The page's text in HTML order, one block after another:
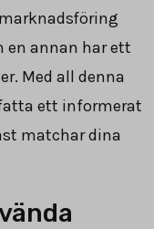
en annan har ett
Med all denna
ett informerat
matchar dina